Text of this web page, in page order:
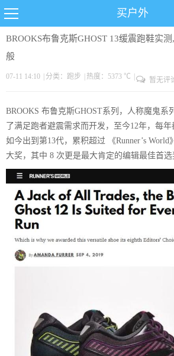
买户外
BROOKS布鲁克斯GHOST 13缓震跑鞋实
般
07-11 14:10 分类： 跑步 热度：5373 ℃ 暂无评
BROOKS 布鲁克斯GHOST系列，人称魔鬼系
了满足跑者避震需求而开发，至今12年，每
如今出到第13代，累积超过 《Runner’s
大奖，其中 8 次更是最大肯定的编辑最佳首选